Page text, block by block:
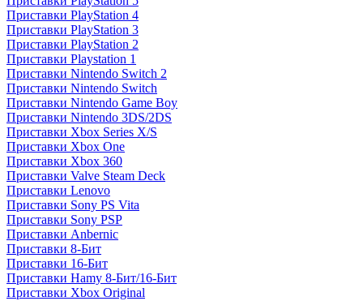
Приставки PlayStation 4
Приставки PlayStation 3
Приставки PlayStation 2
Приставки Playstation 1
Приставки Nintendo Switch 2
Приставки Nintendo Switch
Приставки Nintendo Game Boy
Приставки Nintendo 3DS/2DS
Приставки Xbox Series X/S
Приставки Xbox One
Приставки Xbox 360
Приставки Valve Steam Deck
Приставки Lenovo
Приставки Sony PS Vita
Приставки Sony PSP
Приставки Anbernic
Приставки 8-Бит
Приставки 16-Бит
Приставки Hamy 8-Бит/16-Бит
Приставки Xbox Original